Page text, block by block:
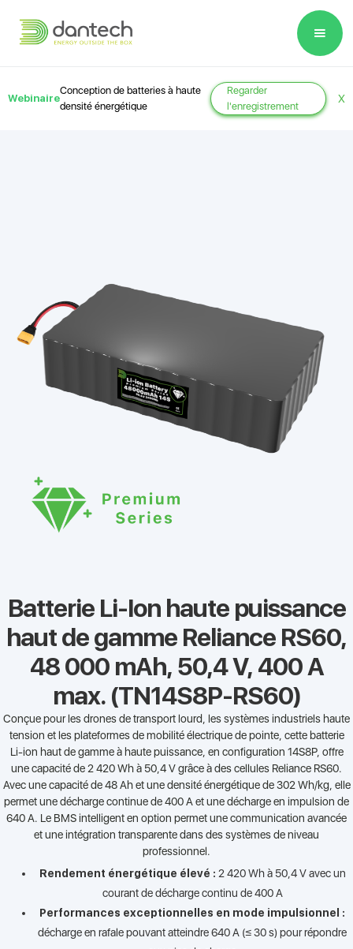
note:
includes
Webinaire
Conception de batteries à haute
densité énergétique
Regarder
l'enregistrement
X
Batterie Li-Ion haute puissance
haut de gamme Reliance RS60,
48 000 mAh, 50,4 V, 400 A
max. (TN14S8P-RS60)
Conçue pour les drones de transport lourd, les systèmes industriels haute
tension et les plateformes de mobilité électrique de pointe, cette batterie
Li-ion haut de gamme à haute puissance, en configuration 14S8P, offre
une capacité de 2 420 Wh à 50,4 V grâce à des cellules Reliance RS60.
Avec une capacité de 48 Ah et une densité énergétique de 302 Wh/kg, elle
permet une décharge continue de 400 A et une décharge en impulsion de
640 A. Le BMS intelligent en option permet une communication avancée
et une intégration transparente dans des systèmes de niveau
professionnel.
Rendement énergétique élevé : 2 420 Wh à 50,4 V avec un
courant de décharge continu de 400 A
Performances exceptionnelles en mode impulsionnel :
décharge en rafale pouvant atteindre 640 A (≤ 30 s) pour répondre